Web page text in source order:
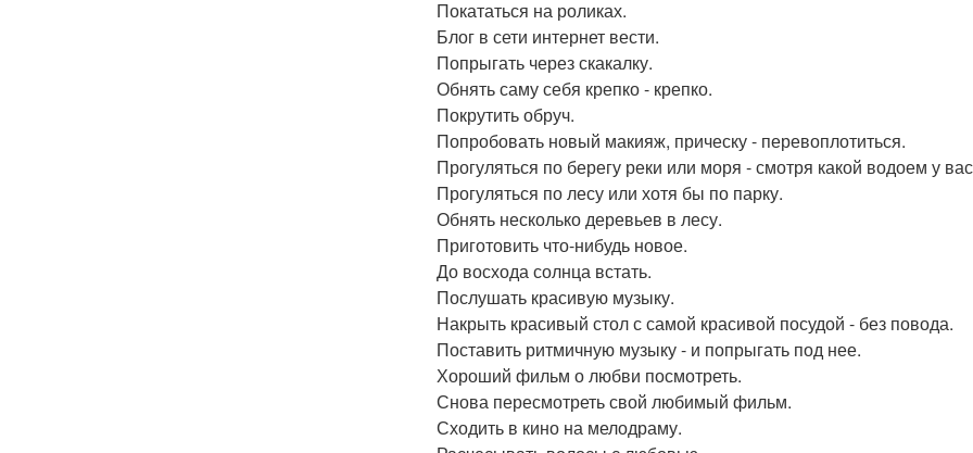
Покататься на роликах.
Блог в сети интернет вести.
Попрыгать через скакалку.
Обнять саму себя крепко - крепко.
Покрутить обруч.
Попробовать новый макияж, прическу - перевоплотиться.
Прогуляться по берегу реки или моря - смотря какой водоем у
Прогуляться по лесу или хотя бы по парку.
Обнять несколько деревьев в лесу.
Приготовить что-нибудь новое.
До восхода солнца встать.
Послушать красивую музыку.
Накрыть красивый стол с самой красивой посудой - без повода.
Поставить ритмичную музыку - и попрыгать под нее.
Хороший фильм о любви посмотреть.
Снова пересмотреть свой любимый фильм.
Сходить в кино на мелодраму.